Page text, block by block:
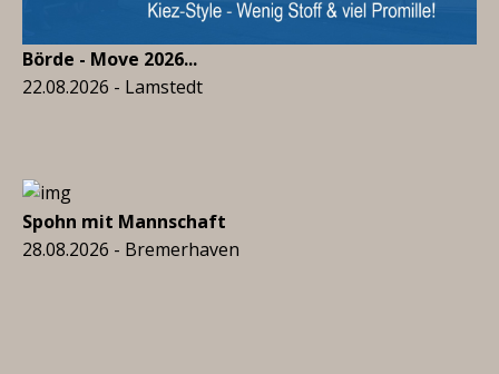
Börde - Move 2026...
22.08.2026 - Lamstedt
Spohn mit Mannschaft
28.08.2026 - Bremerhaven